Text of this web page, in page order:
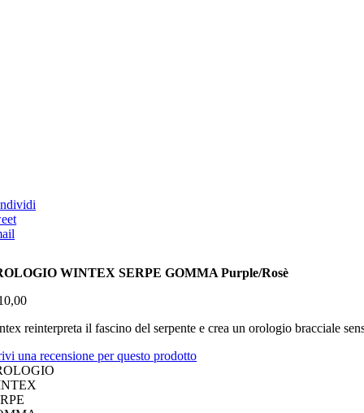
WINTEX SERPE GOMMA Purple/Rosè
reinterpreta il fascino del serpente e crea un orologio bracciale
una recensione per questo prodotto